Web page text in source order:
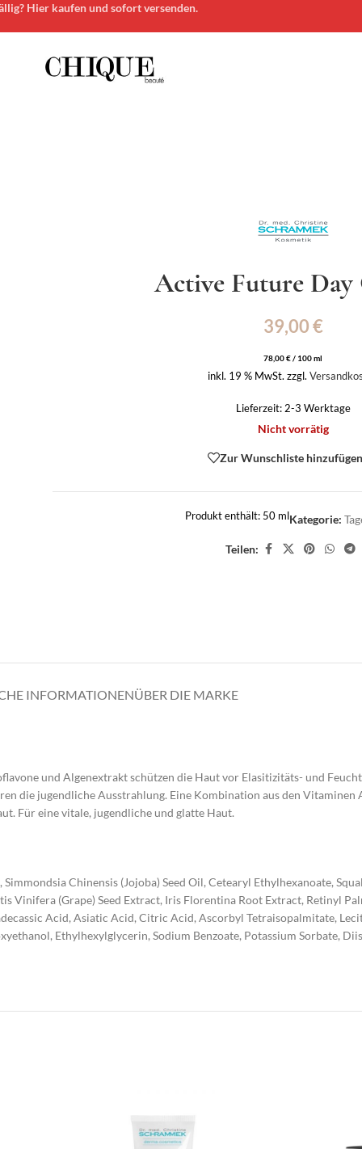
Hier kaufen und sofort versenden.
Active Future Day
39,00€
78,00€/ 100 ml
inkl. 19 % MwSt. zzgl.
Lieferzeit: 2-3 Werktage
Nicht vorrätig
Zur Wunschliste hinzufügen
Produkt enthält: 50 ml Kategorie:
Teilen:
INFORMATIONENÜBER DIE MARKE
und Algenextrakt schützen die Haut vor Elasitizitäts- und
die jugendliche Ausstrahlung. Eine Kombination aus den Vitaminen
Für eine vitale, jugendliche und glatte Haut.
Chinensis (Jojoba) Seed Oil, Cetearyl Ethylhexanoate,
Vinifera (Grape) Seed Extract, Iris Florentina Root Extract, Retinyl
Acid, Asiatic Acid, Citric Acid, Ascorbyl Tetraisopalmitate,
Ethylhexylglycerin, Sodium Benzoate, Potassium Sorbate,